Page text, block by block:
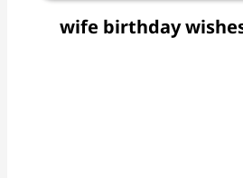
wife birthday